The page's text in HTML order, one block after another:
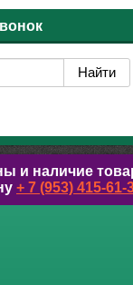
и наличие
+ 7 (953) 415-61-